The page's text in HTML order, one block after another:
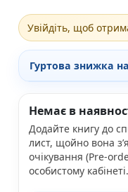
На
Книги для
Проза
Поезія та
Романи
Детективи
Увійдіть, щоб
Гуртова знижка
Немає в
Додайте книгу до
лист, щойно вона
очікування (Pre-
особистому кабінеті.